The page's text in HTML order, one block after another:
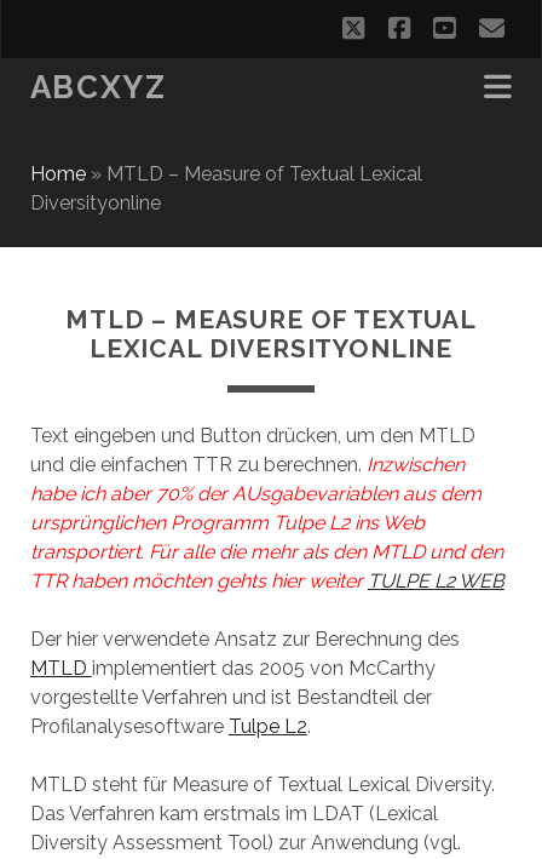
twitterfacebook
ABCXYZ
Home» MTLD – Measure of Textual Lexical
Diversityonline
MTLD – MEASURE OF TEXTUAL
LEXICAL DIVERSITYONLINE
Text eingeben und Button drücken, um den MTLD
und die einfachen TTR zu berechnen. Inzwischen
habe ich aber 70% der AUsgabevariablen aus dem
ursprünglichen Programm Tulpe L2 ins Web
transportiert. Für alle die mehr als den MTLD und den
TTR haben möchten gehts hier weiter TULPE L2 WEB
Der hier verwendete Ansatz zur Berechnung des
MTLD implementiert das 2005 von McCarthy
vorgestellte Verfahren und ist Bestandteil der
Profilanalysesoftware Tulpe L2.
MTLD steht für Measure of Textual Lexical Diversity.
Das Verfahren kam erstmals im LDAT (Lexical
Diversity Assessment Tool) zur Anwendung (vgl.